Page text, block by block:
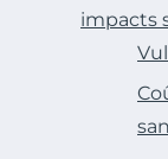
impacts